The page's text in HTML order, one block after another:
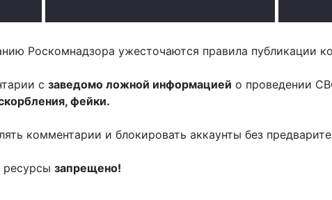
Роскомнадзора ужесточаются правила публикации
с заведомо ложной информацией о проведении
фейки.
комментарии и блокировать аккаунты без
ресурсы запрещено!